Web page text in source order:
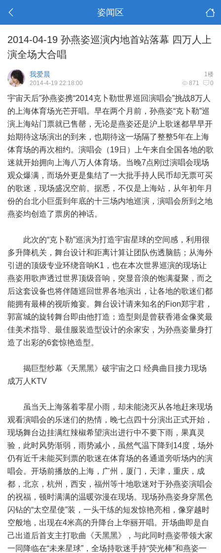
姿闻区
2014-04-19 孙燕姿巡演内地首站落幕 四万人上
演全场大合唱
1楼
我爱晨
871 0
2014-4-19 22:18:00
宇宙天后”孙燕姿携“2014克卜勒世界巡回演唱会”挑战8万人
的上海体育场光芒开唱。早在两个月前，孙燕姿“克卜勒”巡
演上海站门票就已售罄，无论是燕姿还是沪上歌迷都早早开
始期待这场演出的到来，也期待这一场隔了整整5年在上海
体育场的再次相约。演唱会（19日）上午来自全国各地的歌
迷就开始拥向上海八万人体育场。当晚7点刚过演唱会现场
观众爆满，而场外更是集结了一大批手持人民币却无票可买
的歌迷，现场盛况空前。据悉，不仅是上海站，从年初年月
份的台北小巨蛋到年底的十三场内地巡演，演唱会所到之地
燕姿均创造了票房的神话。
此次的“克卜勒”巡演为打造宇宙星球的空间感，利用很
多升降机关，舞台设计和距离计算让团队伤透脑筋；从海外
引进的顶级专业环绕音响K1，也在本次世界巡演的现场让
燕姿用歌声透过世界顶级音响，突显音浪的饱满凝聚，而之
后这套设备也将伴随巡回世界各地演出，让各地的歌迷们都
能拥有最棒的视听飨宴。舞台设计请来知名的Fion郑宇君，
郭富城的旋转舞台即由他打造；造型则是曾获香港金像奖最
佳美术指导、最佳服装造型设计的余家安，为孙燕姿量身打
造了出彩的6套惊艳造型。
揭巨型纱幕《天黑黑》破宇宙之口 经典曲目接力现场
成万人KTV
虽当天上海落着零星小雨，却未能浇灭从各地赶来现场
观看演唱会的乐迷们的热情，晚七点四十分演出正式开始，
现场舞台边挂满红辣椒希望演出进行中不要下雨，果真灵
验，此时风势渐弱，雨势减小，虽然气温下降到14度，场外
仍有近千未能买到票的歌迷在体育场的各通道旁听场内的演
唱会。开场前播放的上海，广州，厦门，天津，重庆，成
都，北京，杭州，西安，福州等十地歌迷对于孙燕姿演唱会
的祝福，顿时满满的温暖弥漫在现场。现场孙燕姿身穿黑色
闪钻的“太空星使”装，一头干练的短发惊艳亮相，像穿越时
空般地，出现在4米高的升降台上华丽开唱。开场曲即是自
己出道后首支主打歌曲《天黑黑》，与此同时燕姿带领大家
一同降临在“未来星球”，全场持歌迷手持“荧光棒”和燕姿一